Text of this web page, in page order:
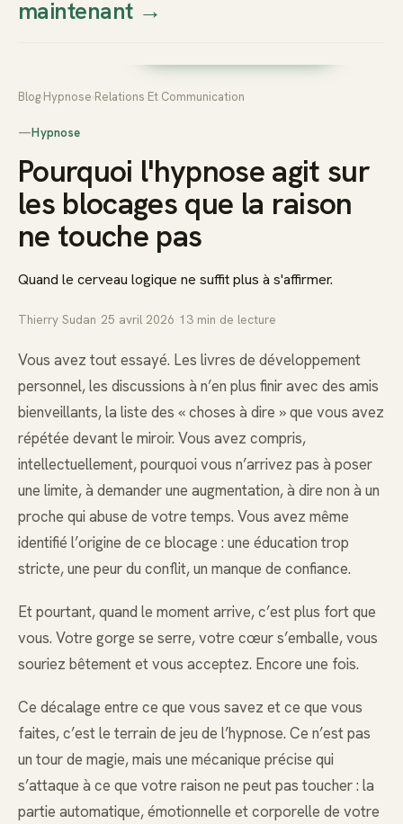
Thierry
Prendre rendez-vous dès
maintenant→
Blog Hypnose Relations Et Communication
—Hypnose
Pourquoi l'hypnose agit sur
les blocages que la raison
ne touche pas
Quand le cerveau logique ne suffit plus à s'affirmer.
Thierry Sudan 25 avril 2026 13 min de lecture
Vous avez tout essayé. Les livres de développement
personnel, les discussions à n’en plus finir avec des amis
bienveillants, la liste des « choses à dire » que vous avez
répétée devant le miroir. Vous avez compris,
intellectuellement, pourquoi vous n’arrivez pas à poser
une limite, à demander une augmentation, à dire non à un
proche qui abuse de votre temps. Vous avez même
identifié l’origine de ce blocage : une éducation trop
stricte, une peur du conflit, un manque de confiance.
Et pourtant, quand le moment arrive, c’est plus fort que
vous. Votre gorge se serre, votre cœur s’emballe, vous
souriez bêtement et vous acceptez. Encore une fois.
Ce décalage entre ce que vous savez et ce que vous
faites, c’est le terrain de jeu de l’hypnose. Ce n’est pas
un tour de magie, mais une mécanique précise qui
s’attaque à ce que votre raison ne peut pas toucher : la
partie automatique, émotionnelle et corporelle de votre